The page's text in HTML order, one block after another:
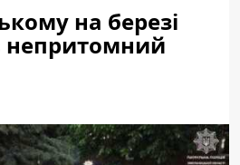
на березі
непритомний